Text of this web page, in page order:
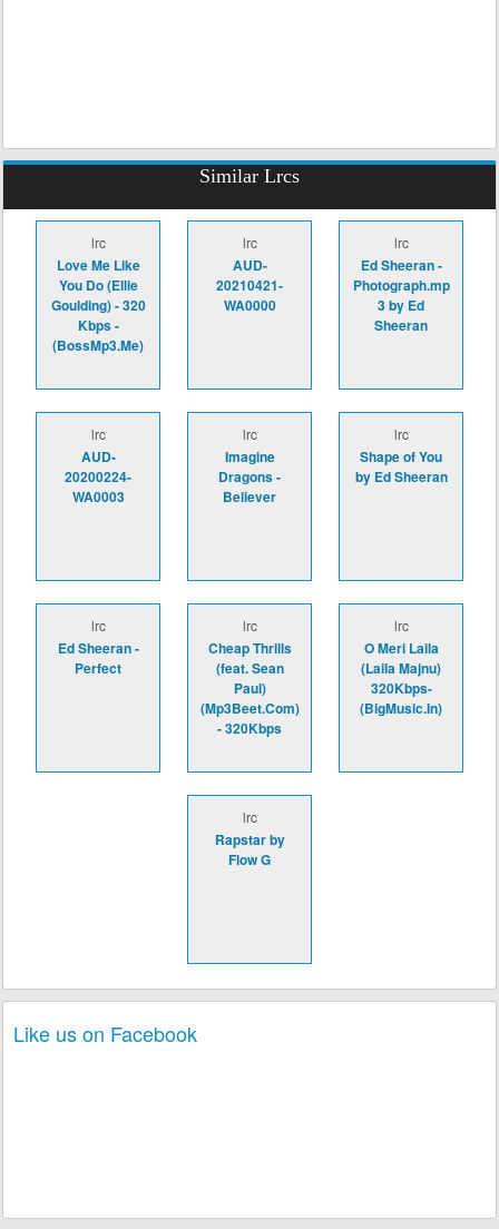
Similar Lrcs
lrc
Love Me Like
You Do (Ellie
Goulding) - 320
Kbps -
(BossMp3.Me)
lrc
AUD-
20210421-
WA0000
lrc
Ed Sheeran -
Photograph.mp
3 by Ed
Sheeran
lrc
AUD-
20200224-
WA0003
lrc
Imagine
Dragons -
Believer
lrc
Shape of You
by Ed Sheeran
lrc
Ed Sheeran -
Perfect
lrc
Cheap Thrills
(feat. Sean
Paul)
(Mp3Beet.Com)
- 320Kbps
lrc
O Meri Laila
(Laila Majnu)
320Kbps-
(BigMusic.In)
lrc
Rapstar by
Flow G
Like us on Facebook